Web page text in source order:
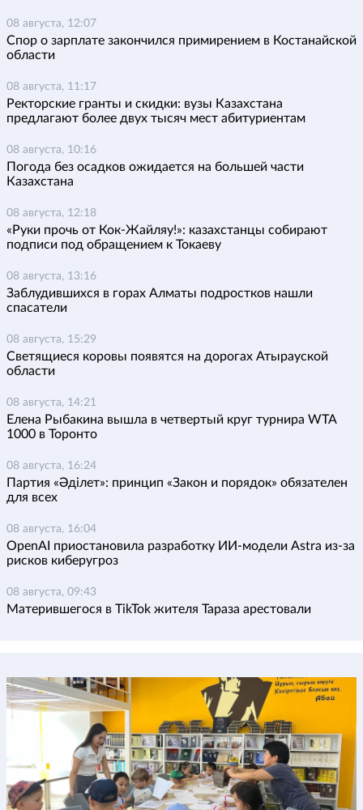
08 августа, 12:07
Спор о зарплате закончился примирением в Костанайской
области
08 августа, 11:17
Ректорские гранты и скидки: вузы Казахстана
предлагают более двух тысяч мест абитуриентам
08 августа, 10:16
Погода без осадков ожидается на большей части
Казахстана
08 августа, 12:18
«Руки прочь от Кок-Жайляу!»: казахстанцы собирают
подписи под обращением к Токаеву
08 августа, 13:16
Заблудившихся в горах Алматы подростков нашли
спасатели
08 августа, 15:29
Светящиеся коровы появятся на дорогах Атырауской
области
08 августа, 14:21
Елена Рыбакина вышла в четвертый круг турнира WTA
1000 в Торонто
08 августа, 16:24
Партия «Әділет»: принцип «Закон и порядок» обязателен
для всех
08 августа, 16:04
OpenAI приостановила разработку ИИ-модели Astra из-за
рисков киберугроз
08 августа, 09:43
Матерившегося в TikTok жителя Тараза арестовали